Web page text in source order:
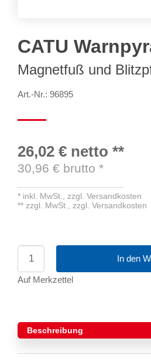
CATU
Magnetfuß und
Art.-Nr.: 96895
26,02 € netto **
30,96 € brutto *
* inkl. MwSt., zzgl. Versandkosten
** zzgl. MwSt., zzgl. Versandkosten
In den
Auf Merkzettel
Beschreibung